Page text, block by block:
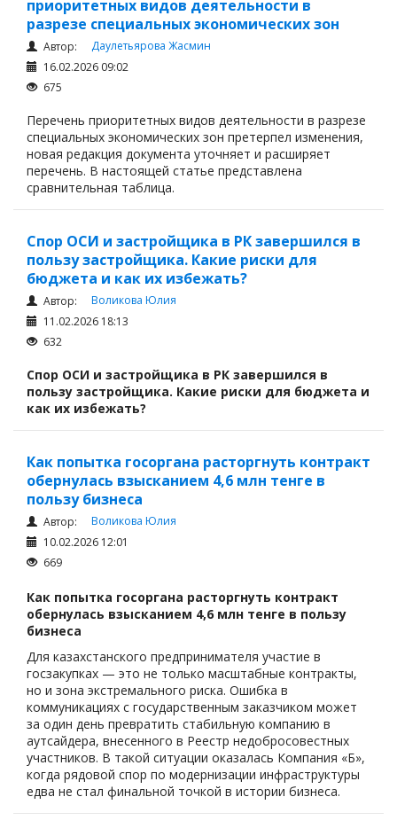
приоритетных видов деятельности в
разрезе специальных экономических зон
Автор:
Даулетьярова Жасмин
16.02.2026 09:02
675
Перечень приоритетных видов деятельности в разрезе
специальных экономических зон претерпел изменения,
новая редакция документа уточняет и расширяет
перечень. В настоящей статье представлена
сравнительная таблица.
Спор ОСИ и застройщика в РК завершился в
пользу застройщика. Какие риски для
бюджета и как их избежать?
Автор:
Воликова Юлия
11.02.2026 18:13
632
Спор ОСИ и застройщика в РК завершился в
пользу застройщика. Какие риски для бюджета и
как их избежать?
Как попытка госоргана расторгнуть контракт
обернулась взысканием 4,6 млн тенге в
пользу бизнеса
Автор:
Воликова Юлия
10.02.2026 12:01
669
Как попытка госоргана расторгнуть контракт
обернулась взысканием 4,6 млн тенге в пользу
бизнеса
Для казахстанского предпринимателя участие в
госзакупках — это не только масштабные контракты,
но и зона экстремального риска. Ошибка в
коммуникациях с государственным заказчиком может
за один день превратить стабильную компанию в
аутсайдера, внесенного в Реестр недобросовестных
участников. В такой ситуации оказалась Компания «Б»,
когда рядовой спор по модернизации инфраструктуры
едва не стал финальной точкой в истории бизнеса.